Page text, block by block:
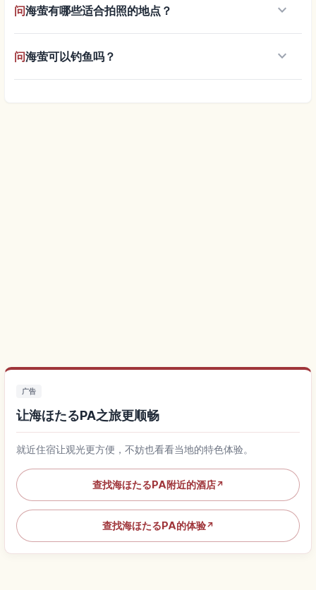
问海萤有哪些适合拍照的地点？ keyboard_arrow_down
问海萤可以钓鱼吗？ keyboard_arrow_down
广告
让海ほたるPA之旅更顺畅
就近住宿让观光更方便，不妨也看看当地的特色体验。
查找海ほたるPA附近的酒店↗
查找海ほたるPA的体验↗